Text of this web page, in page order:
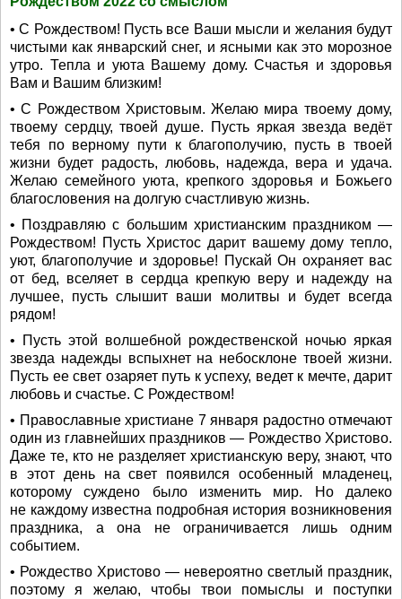
• С Рождеством! Пусть все Ваши мысли и желания будут
чистыми как январский снег, и ясными как это морозное
утро. Тепла и уюта Вашему дому. Счастья и здоровья
Вам и Вашим близким!
• С Рождеством Христовым. Желаю мира твоему дому,
твоему сердцу, твоей душе. Пусть яркая звезда ведёт
тебя по верному пути к благополучию, пусть в твоей
жизни будет радость, любовь, надежда, вера и удача.
Желаю семейного уюта, крепкого здоровья и Божьего
благословения на долгую счастливую жизнь.
• Поздравляю с большим христианским праздником —
Рождеством! Пусть Христос дарит вашему дому тепло,
уют, благополучие и здоровье! Пускай Он охраняет вас
от бед, вселяет в сердца крепкую веру и надежду на
лучшее, пусть слышит ваши молитвы и будет всегда
рядом!
• Пусть этой волшебной рождественской ночью яркая
звезда надежды вспыхнет на небосклоне твоей жизни.
Пусть ее свет озаряет путь к успеху, ведет к мечте, дарит
любовь и счастье. С Рождеством!
• Православные христиане 7 января радостно отмечают
один из главнейших праздников — Рождество Христово.
Даже те, кто не разделяет христианскую веру, знают, что
в этот день на свет появился особенный младенец,
которому суждено было изменить мир. Но далеко
не каждому известна подробная история возникновения
праздника, а она не ограничивается лишь одним
событием.
• Рождество Христово — невероятно светлый праздник,
поэтому я желаю, чтобы твои помыслы и поступки